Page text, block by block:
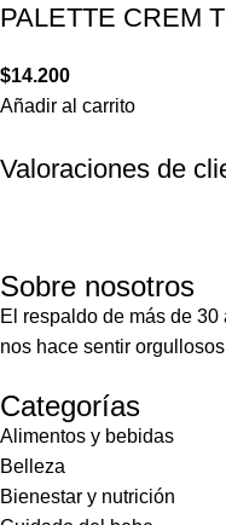
PALETTE CREM
$14.200
Añadir al carrito
Valoraciones de
Sobre nosotros
El respaldo de más de
nos hace sentir
Categorías
Alimentos y bebidas
Belleza
Bienestar y nutrición